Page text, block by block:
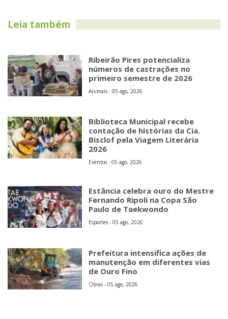
Leia também
Ribeirão Pires potencializa
números de castrações no
primeiro semestre de 2026
Animais - 05 ago, 2026
Biblioteca Municipal recebe
contação de histórias da Cia.
Bisclof pela Viagem Literária
2026
Eventos - 05 ago, 2026
Estância celebra ouro do Mestre
Fernando Ripoli na Copa São
Paulo de Taekwondo
Esportes - 05 ago, 2026
Prefeitura intensifica ações de
manutenção em diferentes vias
de Ouro Fino
Obras - 05 ago, 2026